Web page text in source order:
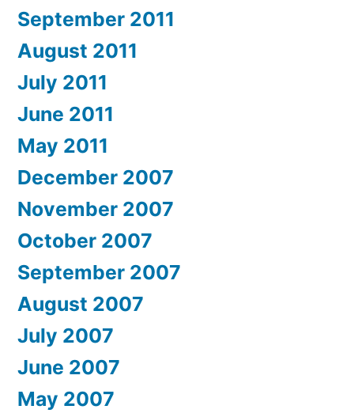
September 2011
August 2011
July 2011
June 2011
May 2011
December 2007
November 2007
October 2007
September 2007
August 2007
July 2007
June 2007
May 2007